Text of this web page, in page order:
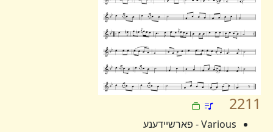
2211
Various - פארשיידענע